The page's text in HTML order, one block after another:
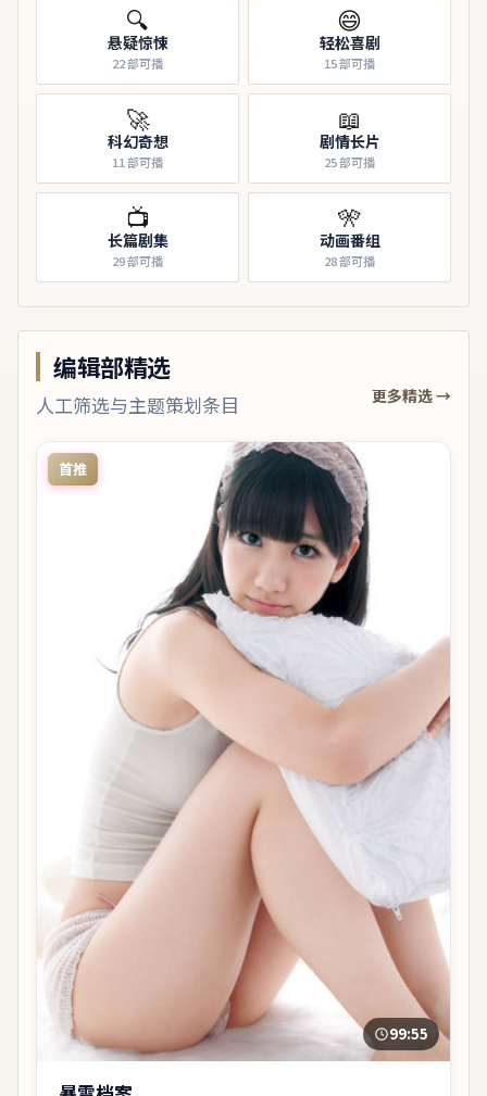
🔍
悬疑惊悚
22部可播
😄
轻松喜剧
15部可播
🚀
科幻奇想
11部可播
📖
剧情长片
25部可播
📺
长篇剧集
29部可播
🎌
动画番组
28部可播
编辑部精选
人工筛选与主题策划条目 更多精选 →
首推
99:55